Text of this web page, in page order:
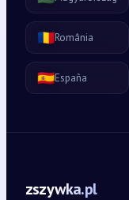
🇷🇴România
🇪🇸España
zszywka.pl